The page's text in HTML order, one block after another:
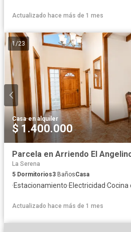
Actualizado hace más de 1 mes
1/23
Casa·en alquiler
$ 1.400.000
Parcela en Arriendo El
La Serena
5 Dormitorios3 BañosCasa
·Estacionamiento·Electricidad·Cocina
Actualizado hace más de 1 mes